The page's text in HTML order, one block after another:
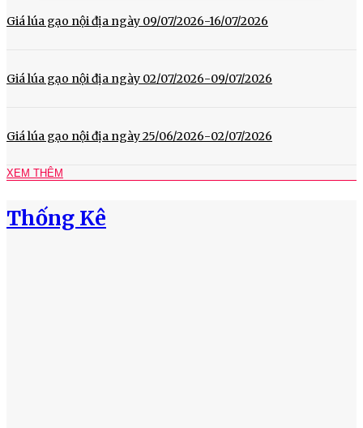
Giá lúa gạo nội địa ngày 09/07/2026-16/07/2026
Giá lúa gạo nội địa ngày 02/07/2026-09/07/2026
Giá lúa gạo nội địa ngày 25/06/2026-02/07/2026
XEM THÊM
Thống Kê